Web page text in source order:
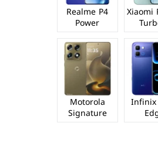
Xiaomi
Realme P4
Power
Motorola
Signature